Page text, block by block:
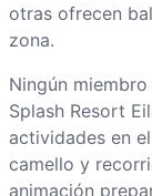
otras ofrecen
zona.
Ningún
Splash Resort
actividades en
camello y
animación